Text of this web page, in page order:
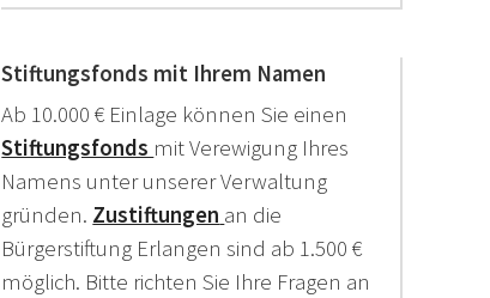
Stiftungsfonds mit Ihrem Namen
Ab 10.000 € Einlage können Sie einen
Stiftungsfonds mit Verewigung Ihres
Namens unter unserer Verwaltung
gründen. Zustiftungen an die
Bürgerstiftung Erlangen sind ab 1.500 €
möglich. Bitte richten Sie Ihre Fragen an